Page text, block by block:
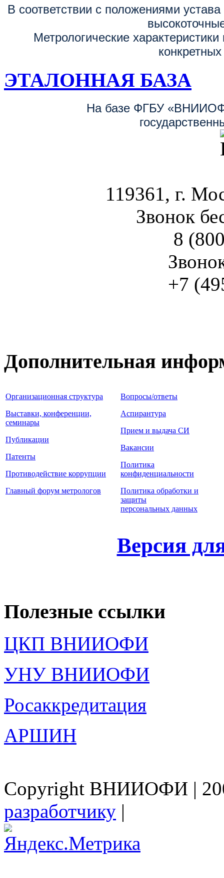
В соответствии с положениями
Метрологические
ЭТАЛОННАЯ БАЗА
На базе ФГБУ
119361, г.
Звонок
8
+7
Дополнительная
Организационная структура
Выставки, конференции,
семинары
Публикации
Патенты
Противодействие коррупции
Главный форум метрологов
Вопросы/ответы
Аспирантура
Прием и выдача СИ
Вакансии
Политика
конфиденциальности
Политика обработки и
защиты
персональных данных
Версия
Полезные ссылки
ЦКП ВНИИОФИ
УНУ ВНИИОФИ
Росаккредитация
АРШИН
Copyright ВНИИОФИ |
разработчику |